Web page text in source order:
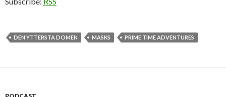
DEN YTTERSTA DOMEN MASKS PRIME TIME ADVENTURES